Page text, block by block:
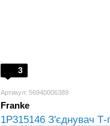
3
Артикул: 56940006389
Franke
1P315146 З'єднувач Т-